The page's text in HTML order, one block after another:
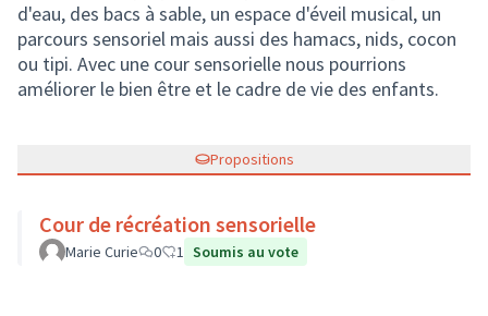
d'eau, des bacs à sable, un espace d'éveil musical, un
parcours sensoriel mais aussi des hamacs, nids, cocon
ou tipi. Avec une cour sensorielle nous pourrions
améliorer le bien être et le cadre de vie des enfants.
Propositions
Cour de récréation sensorielle
Marie Curie 0 1 Soumis au vote